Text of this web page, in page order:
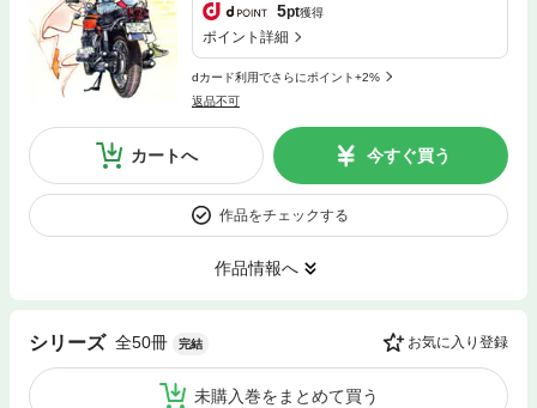
5pt獲得
ポイント詳細
dカード利用でさらにポイント+2%
返品不可
カートへ 今すぐ買う
作品をチェックする
作品情報へ
シリーズ 全50冊 完結 お気に入り登録
未購入巻をまとめて買う